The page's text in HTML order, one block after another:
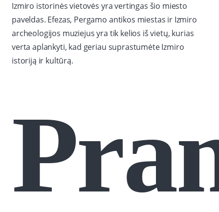
Izmiro istorinės vietovės yra vertingas šio miesto
paveldas. Efezas, Pergamo antikos miestas ir Izmiro
archeologijos muziejus yra tik kelios iš vietų, kurias
verta aplankyti, kad geriau suprastumėte Izmiro
istoriją ir kultūrą.